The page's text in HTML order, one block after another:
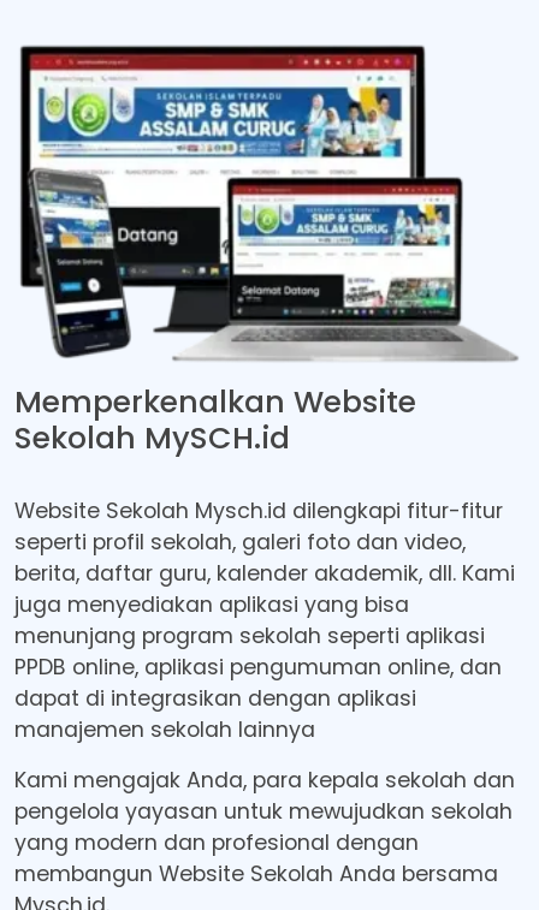
Memperkenalkan Website
Sekolah MySCH.id
Website Sekolah Mysch.id dilengkapi fitur-fitur
seperti profil sekolah, galeri foto dan video,
berita, daftar guru, kalender akademik, dll. Kami
juga menyediakan aplikasi yang bisa
menunjang program sekolah seperti aplikasi
PPDB online, aplikasi pengumuman online, dan
dapat di integrasikan dengan aplikasi
manajemen sekolah lainnya
Kami mengajak Anda, para kepala sekolah dan
pengelola yayasan untuk mewujudkan sekolah
yang modern dan profesional dengan
membangun Website Sekolah Anda bersama